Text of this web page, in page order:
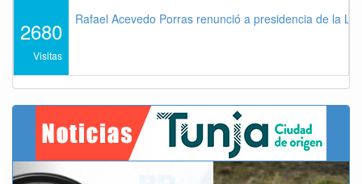
2680
Visitas
Rafael Acevedo Porras renunció a presidencia de la
Previous Next